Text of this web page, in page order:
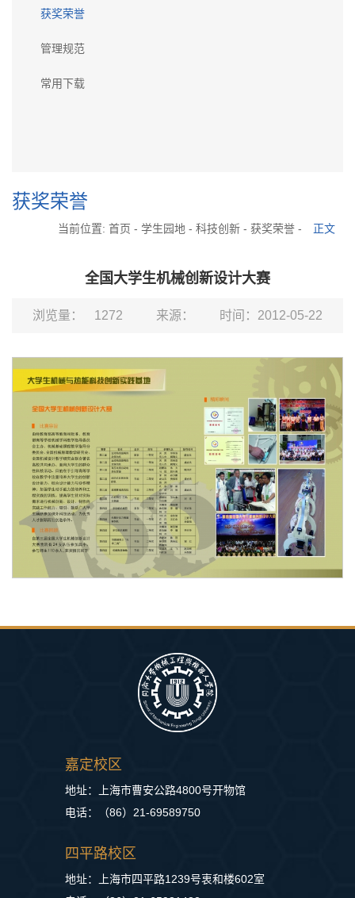
获奖荣誉
管理规范
常用下载
获奖荣誉
当前位置: 首页 - 学生园地 - 科技创新 - 获奖荣誉 - 正文
全国大学生机械创新设计大赛
浏览量： 1272 来源： 时间：2012-05-22
嘉定校区
地址：上海市曹安公路4800号开物馆
电话：（86）21-69589750
四平路校区
地址：上海市四平路1239号衷和楼602室